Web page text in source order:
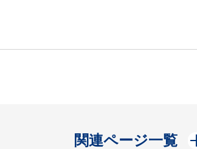
関連ページ一覧
開く